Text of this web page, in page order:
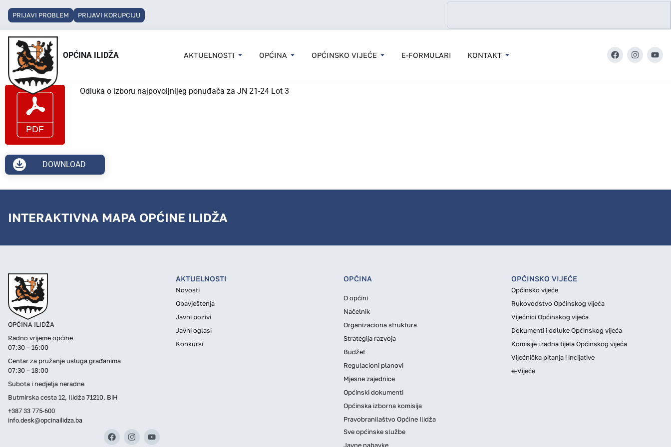
PRIJAVI PROBLEM PRIJAVI KORUPCIJU
OPĆINA ILIDŽA AKTUELNOSTI OPĆINA OPĆINSKO VIJEĆE E-FORMULARI KONTAKT
Odluka o izboru najpovoljnijeg ponuđača za JN 21-24 Lot 3
DOWNLOAD
INTERAKTIVNA MAPA OPĆINE ILIDŽA
OPĆINA ILIDŽA
Radno vrijeme općine
07:30 – 16:00
Centar za pružanje usluga građanima
07:30 – 18:00
Subota i nedjelja neradne
Butmirska cesta 12, Ilidža 71210, BiH
+387 33 775-600
info.desk@opcinailidza.ba
AKTUELNOSTI
Novosti
Obavještenja
Javni pozivi
Javni oglasi
Konkursi
OPĆINA
O općini
Načelnik
Organizaciona struktura
Strategija razvoja
Budžet
Regulacioni planovi
Mjesne zajednice
Općinski dokumenti
Općinska izborna komisija
Pravobranilaštvo Općine Ilidža
Sve općinske službe
Javne nabavke
OPĆINSKO VIJEĆE
Općinsko vijeće
Rukovodstvo Općinskog vijeća
Vijećnici Općinskog vijeća
Dokumenti i odluke Općinskog vijeća
Komisije i radna tijela Općinskog vijeća
Vijećnička pitanja i incijative
e-Vijeće